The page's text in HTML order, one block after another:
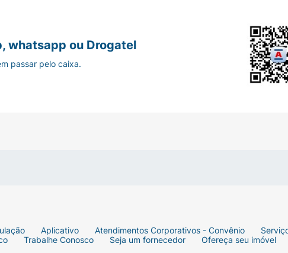
Aplicativo Atendimentos Corporativos - Convênio
Trabalhe Conosco Seja um fornecedor Ofereça seu imóvel
whatsapp ou Drogatel
passar pelo caixa.